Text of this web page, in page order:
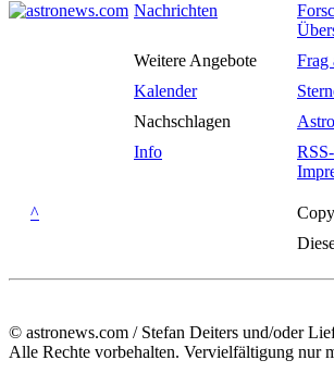
Nachrichten
Weitere Angebote
Frag
Kalender
Nachschlagen
Info
^
© astronews.com / Stefan Deiters und/oder
Alle Rechte vorbehalten. Vervielfältigung nur